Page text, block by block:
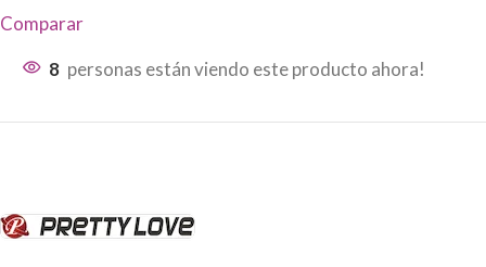
Comparar
8 personas están viendo este producto ahora!